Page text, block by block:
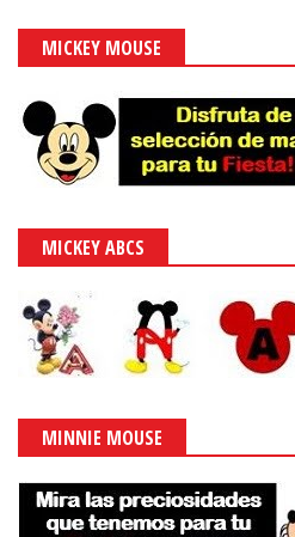
MICKEY MOUSE
MICKEY ABCS
MINNIE MOUSE